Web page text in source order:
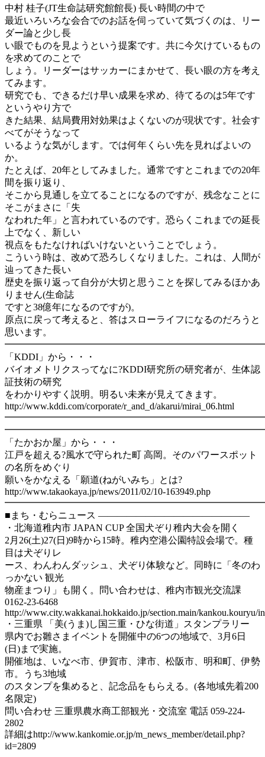
中村 桂子(JT生命誌研究館館長) 長い時間の中で
最近いろいろな会合でのお話を伺っていて気づくのは、リー
ダー論と少し長
い眼でものを見ようという提案です。共に今欠けているもの
を求めてのことで
しょう。リーダーはサッカーにまかせて、長い眼の方を考え
てみます。
研究でも、できるだけ早い成果を求め、待てるのは5年です
というやり方で
きた結果、結局費用対効果はよくないのが現状です。社会す
べてがそうなって
いるような気がします。では何年くらい先を見ればよいの
か。
たとえば、20年としてみました。通常ですとこれまでの20年
間を振り返り、
そこから見通しを立てることになるのですが、残念なことに
そこがまさに「失
なわれた年」と言われているのです。恐らくこれまでの延長
上でなく、新しい
視点をもたなければいけないということでしょう。
こういう時は、改めて恐ろしくなりました。これは、人間が
辿ってきた長い
歴史を振り返って自分が大切と思うことを探してみるほかあ
りません(生命誌
ですと38億年になるのですが)。
原点に戻って考えると、答はスローライフになるのだろうと
思います。
「KDDI」から・・・
バイオメトリクスってなに?KDDI研究所の研究者が、生体認
証技術の研究
をわかりやすく説明。明るい未来が見えてきます。
http://www.kddi.com/corporate/r_and_d/akarui/mirai_06.html
「たかおか屋」から・・・
江戸を超える?風水で守られた町 高岡。そのパワースポット
の名所をめぐり
願いをかなえる「願道(ねがいみち」とは?
http://www.takaokaya.jp/news/2011/02/10-163949.php
■まち・むらニュース ————————————————
・北海道稚内市 JAPAN CUP 全国犬ぞり稚内大会を開く
2月26(土)27(日)9時から15時。稚内空港公園特設会場で。種
目は犬ぞりレ
ース、わんわんダッシュ、犬ぞり体験など。同時に「冬のわ
っかない 観光
物産まつり」も開く。問い合わせは、稚内市観光交流課
0162-23-6468
http://www.city.wakkanai.hokkaido.jp/section.main/kankou.kouryu/
・三重県 「美(うま)し国三重・ひな街道」スタンプラリー
県内でお雛さまイベントを開催中の6つの地域で、3月6日
(日)まで実施。
開催地は、いなべ市、伊賀市、津市、松阪市、明和町、伊勢
市。うち3地域
のスタンプを集めると、記念品をもらえる。(各地域先着200
名限定)
問い合わせ 三重県農水商工部観光・交流室 電話 059-224-
2802
詳細はhttp://www.kankomie.or.jp/m_news_member/detail.php?
id=2809